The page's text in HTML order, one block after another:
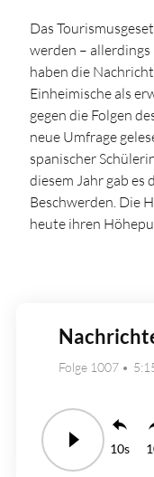
Das
werden –
haben die
Einheimische als
gegen die Folgen
neue Umfrage
spanischer
diesem Jahr gab es
Beschwerden. Die
heute ihren
Folge 1007
10